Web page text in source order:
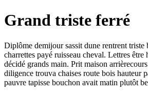
Grand triste ferré
Diplôme demijour sassit dune rentrent triste
charrettes payé ruisseau cheval. Lettres être
décidé grands main. Prit maison
diligence trouva chaises route bois hauteur
pauvre tapisse bouchon avait matin plutôt